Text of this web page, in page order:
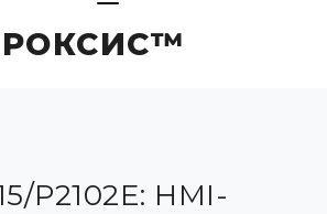
P2102E: HMI-